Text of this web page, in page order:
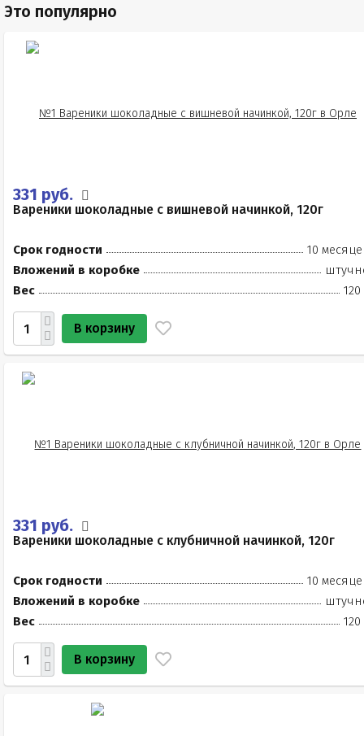
Это популярно
331 руб.
Вареники шоколадные с вишневой начинкой, 120г
Срок годности
10
Вложений в коробке
Вес
120
В корзину
331 руб.
Вареники шоколадные с клубничной начинкой, 120г
Срок годности
10
Вложений в коробке
Вес
120
В корзину